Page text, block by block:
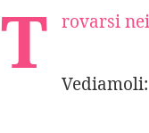
T rovarsi
Vediamoli: